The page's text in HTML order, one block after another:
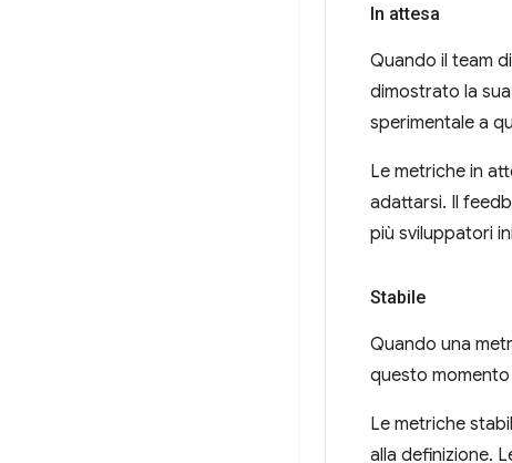
In attesa
Quando il team
dimostrato la
sperimentale a
Le metriche in
adattarsi. Il
più sviluppatori
Stabile
Quando una
questo momento
Le metriche
alla definizione.